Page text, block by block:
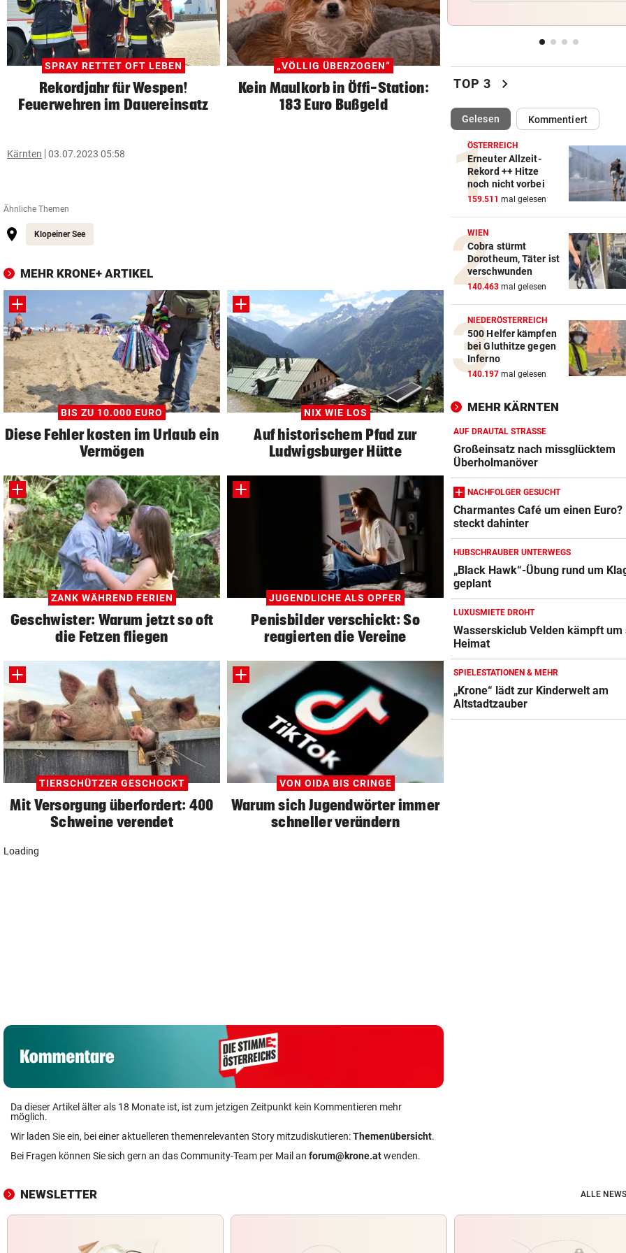
SPRAY RETTET OFT LEBEN
Rekordjahr für Wespen!
Feuerwehren im Dauereinsatz
„VÖLLIG ÜBERZOGEN“
Kein Maulkorb in Öffi-Station:
183 Euro Bußgeld
Kärnten 03.07.2023 05:58
Ähnliche Themen
Klopeiner See
MEHR KRONE+ ARTIKEL
BIS ZU 10.000 EURO
Diese Fehler kosten im Urlaub ein
Vermögen
NIX WIE LOS
Auf historischem Pfad zur
Ludwigsburger Hütte
ZANK WÄHREND FERIEN
Geschwister: Warum jetzt so oft
die Fetzen fliegen
JUGENDLICHE ALS OPFER
Penisbilder verschickt: So
reagierten die Vereine
TIERSCHÜTZER GESCHOCKT
Mit Versorgung überfordert: 400
Schweine verendet
VON OIDA BIS CRINGE
Warum sich Jugendwörter immer
schneller verändern
Da dieser Artikel älter als 18 Monate ist, ist zum jetzigen Zeitpunkt kein Kommentieren mehr
möglich.
Wir laden Sie ein, bei einer aktuelleren themenrelevanten Story mitzudiskutieren:Themenübersicht.
Bei Fragen können Sie sich gern an das Community-Team per Mail an forum@krone.atwenden.
Jungs alle Freiheiten!“
Wiener Bezirk Mariahilf
KEIN ANTI-IRAN-PAKT
Diese drei Länder schlossen
Militär-Bündnis
TOUR DE FRANCE – DAMEN vor
Polin Niewiadoma
Mont Ventoux
TOP 3 chevron_right
Gelesen(ausgewählt)Kommentiert
ÖSTERREICH
Erneuter Allzeit-
Rekord ++ Hitze
noch nicht vorbei
159.511 mal gelesen
WIEN
Cobra stürmt
Dorotheum, Täter ist
verschwunden
140.463 mal gelesen
NIEDERÖSTERREICH
500 Helfer kämpfen
bei Gluthitze gegen
Inferno
140.197 mal gelesen
MEHR KÄRNTEN
AUF DRAUTAL STRASSE
Großeinsatz nach missglücktem
Überholmanöver
NACHFOLGER GESUCHT
Charmantes Café um einen Euro?
steckt dahinter
HUBSCHRAUBER UNTERWEGS
„Black Hawk“-Übung rund um
geplant
LUXUSMIETE DROHT
Wasserskiclub Velden kämpft um
Heimat
SPIELESTATIONEN & MEHR
„Krone“ lädt zur Kinderwelt am
Altstadtzauber
NEWSLETTER ALLE